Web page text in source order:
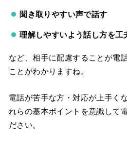
聞き取りやすい声で話す
理解しやすいよう話し方を工
など、相手に配慮することが電
ことがわかりますね。
電話が苦手な方・対応が上手く
れらの基本ポイントを意識して
ださい。